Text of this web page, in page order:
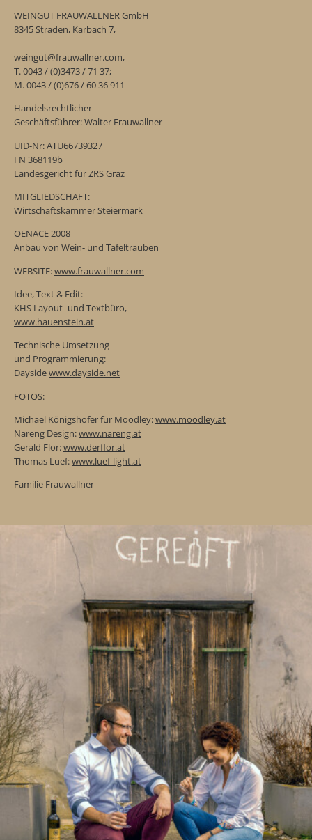
WEINGUT FRAUWALLNER GmbH
8345 Straden, Karbach 7,
weingut@frauwallner.com,
T. 0043 / (0)3473 / 71 37;
M. 0043 / (0)676 / 60 36 911
Handelsrechtlicher
Geschäftsführer: Walter Frauwallner
UID-Nr: ATU66739327
FN 368119b
Landesgericht für ZRS Graz
MITGLIEDSCHAFT:
Wirtschaftskammer Steiermark
OENACE 2008
Anbau von Wein- und Tafeltrauben
WEBSITE:www.frauwallner.com
Idee, Text & Edit:
KHS Layout- und Textbüro,
www.hauenstein.at
Technische Umsetzung
und Programmierung:
Daysidewww.dayside.net
FOTOS:
Michael Königshofer für Moodley:www.moodley.at
Nareng Design:www.nareng.at
Gerald Flor:www.derflor.at
Thomas Luef:www.luef-light.at
Familie Frauwallner